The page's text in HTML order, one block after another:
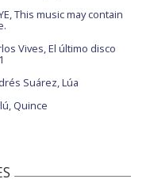
This music may contain
Vives, El último disco
Suárez, Lúa
Quince